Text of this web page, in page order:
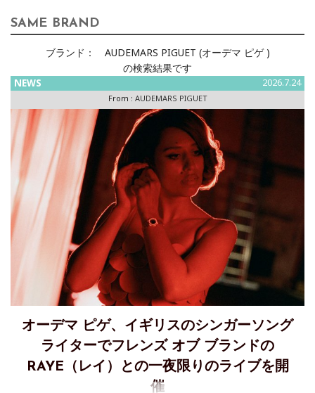
SAME BRAND
ブランド：
AUDEMARS PIGUET (オーデマ ピゲ )
の検索結果です
NEWS 2026.7.24
From : AUDEMARS PIGUET
オーデマ ピゲ、イギリスのシンガーソング
ライターでフレンズ オブ ブランドの
RAYE（レイ）との一夜限りのライブを開
催